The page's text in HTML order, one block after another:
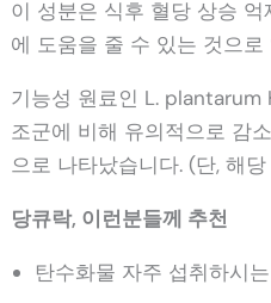
이 성분은 식후 혈당 상승
에 도움을 줄 수 있는 것으로
기능성 원료인 L. plantarum
조군에 비해 유의적으로 감
으로 나타났습니다. (단, 해
당큐락, 이런분들께 추천
탄수화물 자주 섭취하시